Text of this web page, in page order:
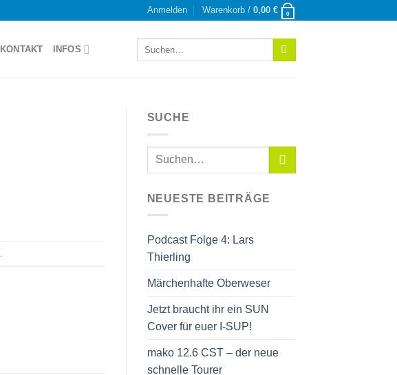
Anmelden Warenkorb / 0,00 € 0
KONTAKT INFOS
SUCHE
NEUESTE BEITRÄGE
Podcast Folge 4: Lars
Thierling
Märchenhafte Oberweser
Jetzt braucht ihr ein SUN
Cover für euer I-SUP!
mako 12.6 CST – der neue
schnelle Tourer